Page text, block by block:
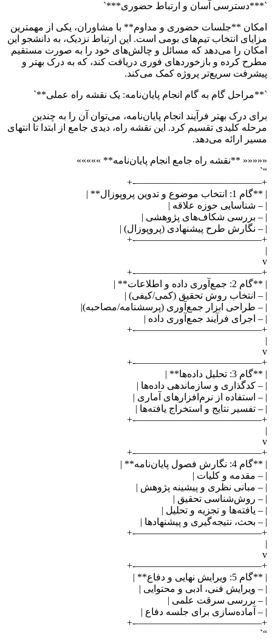
`***دسترسی آسان و ارتباط حضوری***`
امکان **جلسات حضوری و مداوم** با مشاوران، یکی از مهمترین
مزایای انتخاب تیم‌های بومی است. این ارتباط نزدیک، به دانشجو این
امکان را می‌دهد که مسائل و چالش‌های خود را به صورت مستقیم
مطرح کرده و بازخورد‌های فوری دریافت کند، که به درک بهتر و
پیشرفت سریع‌تر پروژه کمک می‌کند.
`**مراحل گام به گام انجام پایان‌نامه: یک نقشه راه عملی**`
برای درک بهتر فرآیند انجام پایان‌نامه، می‌توان آن را به چندین
مرحله کلیدی تقسیم کرد. این نقشه راه، دیدی جامع از ابتدا تا انتهای
مسیر ارائه می‌دهد.
««««« **نقشه راه جامع انجام پایان‌نامه** »»»»»
“`
+—————————————-+
| **گام 1: انتخاب موضوع و تدوین پروپوزال** |
| – شناسایی حوزه علاقه |
| – بررسی شکاف‌های پژوهشی |
| – نگارش طرح پیشنهادی (پروپوزال) |
+—————————————-+
v
+—————————————-+
| **گام 2: جمع‌آوری داده و اطلاعات** |
| – انتخاب روش تحقیق (کمی/کیفی) |
| – طراحی ابزار جمع‌آوری (پرسشنامه/مصاحبه)|
| – اجرای فرآیند جمع‌آوری داده |
+—————————————-+
v
+—————————————-+
| **گام 3: تحلیل داده‌ها** |
| – کدگذاری و سازماندهی داده‌ها |
| – استفاده از نرم‌افزارهای آماری |
| – تفسیر نتایج و استخراج یافته‌ها |
+—————————————-+
v
+—————————————-+
| **گام 4: نگارش فصول پایان‌نامه** |
| – مقدمه و کلیات |
| – مبانی نظری و پیشینه پژوهش |
| – روش‌شناسی تحقیق |
| – یافته‌ها و تجزیه و تحلیل |
| – بحث، نتیجه‌گیری و پیشنهادها |
+—————————————-+
v
+—————————————-+
| **گام 5: ویرایش نهایی و دفاع** |
| – ویرایش فنی، ادبی و محتوایی |
| – بررسی سرقت علمی |
| – آماده‌سازی برای جلسه دفاع |
+—————————————-+
“`